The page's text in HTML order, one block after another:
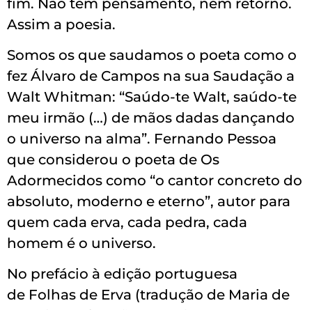
fim. Não tem pensamento, nem retorno.
Assim a poesia.
Somos os que saudamos o poeta como o
fez Álvaro de Campos na sua Saudação a
Walt Whitman: “Saúdo-te Walt, saúdo-te
meu irmão (…) de mãos dadas dançando
o universo na alma”. Fernando Pessoa
que considerou o poeta de Os
Adormecidos como “o cantor concreto do
absoluto, moderno e eterno”, autor para
quem cada erva, cada pedra, cada
homem é o universo.
No prefácio à edição portuguesa
de Folhas de Erva (tradução de Maria de